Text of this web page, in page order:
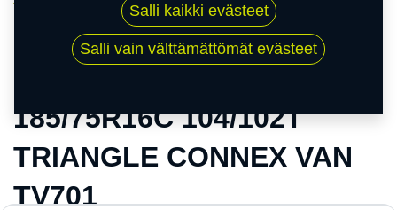
185/75R16C 104/102T TRIANGLE CONNEX VAN
185/75R16C 104/102T
TRIANGLE CONNEX VAN
TV701
Salli kaikki evästeet
Salli vain välttämättömät evästeet